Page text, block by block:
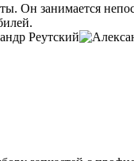
Он занимается